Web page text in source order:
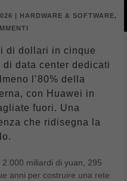
HARDWARE & SOFTWARE,
di dollari in cinque
data center dedicati
l’80% della
con Huawei in
fuori. Una
che ridisegna la
miliardi di yuan, 295
anni per costruire una rete